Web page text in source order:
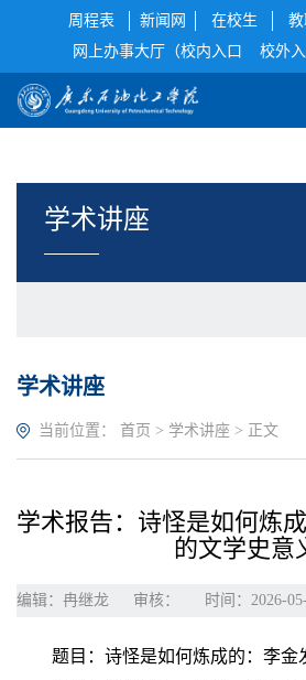
周程表 新闻网 在校生
网上办事大厅（校内入口
校外入
学术讲座
学术讲座
当前位置： 首页 > 学术讲座 > 正文
学术报告：诗怪是如何炼
的文学史意
编辑：冉继龙 审核： 时间：2026-
题目：诗怪是如何炼成的：李金